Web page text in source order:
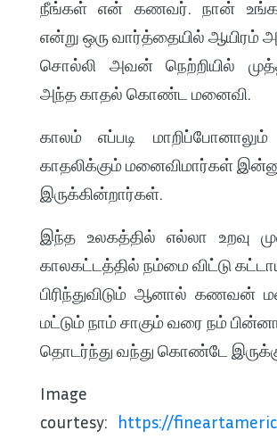
நீங்கள் என் கணவர். நான்
என்று ஒரு வார்த்தையில் ஆயிரம்
சொல்லி அவன் நெற்றியில்
அந்த காதல் கொண்ட மனைவி.
காலம் எப்படி
காதலிக்கும் மனைவிமார்கள்
இருக்கின்றார்கள்.
இந்த உலகத்தில் எல்லா உறவு
காலகட்டத்தில் நம்மை விட்டு
பிரிந்துவிடும் ஆனால் கணவன்
மட்டும் நாம் சாகும் வரை நம்
தொடர்ந்து வந்து கொண்டே
Image
courtesy: https://